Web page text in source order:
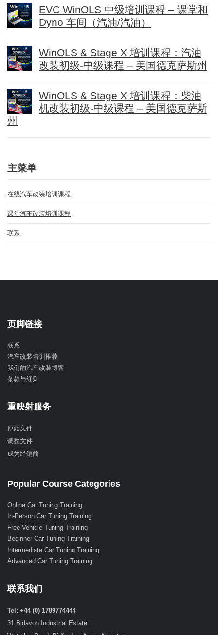
EVC WinOLS 中级培训课程 – 课堂和
Dyno 车间（汽油/汽油）
WinOLS & Stage X 培训课程：汽油
改装初级-中级课程 – 美国德克萨斯州
WinOLS & Stage X 培训课程：柴油
机改装初级-中级课程 – 美国德克萨斯
州
主菜单
在线汽车改装培训课程
课堂汽车改装培训课程
联系
页脚链接
联系
汽车改装培训推荐
我们的汽车改装博客
条款与细则
重映射服务
原始文件
调整文件
成为经销商
Popular Course Categories
Online Car Tuning Training
In-Person Car Tuning Training
Free Vehicle Tuning Training
Beginner Car Tuning Training
Intermediate Car Tuning Training
Advanced Car Tuning Training
联系我们
Tel: +44 (0) 1789774444
31 Bidavon Industrial Estate